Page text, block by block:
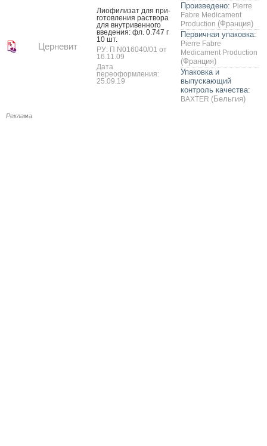
Церневит
Ли­офи­лизат для при­
готов­ле­ния рас­тво­ра
для внут­ри­вен­но­го
вве­дения: фл. 0.747 г
10 шт.
РУ: П N016040/01 от
16.11.09
Дата
переоформления:
25.09.19
Произведено: Pierre
Fabre Medicament
Production (Франция)
Первичная упаковка:
Pierre Fabre
Medicament Production
(Франция)
Упаковка и
выпускающий
контроль качества:
BAXTER (Бельгия)
Реклама